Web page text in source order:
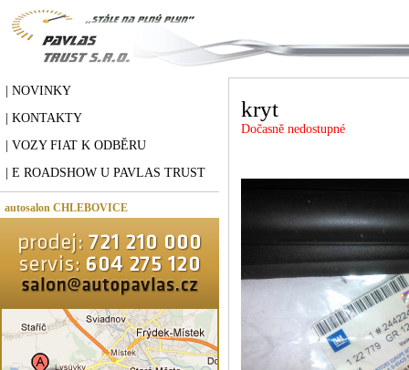
| NOVINKY
| KONTAKTY
| VOZY FIAT K ODBĚRU
| E ROADSHOW U PAVLAS TRUST
autosalon CHLEBOVICE
kryt
Dočasně nedostupné